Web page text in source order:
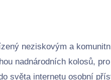
neziskovým a
nadnárodních kolosů,
světa internetu osobní